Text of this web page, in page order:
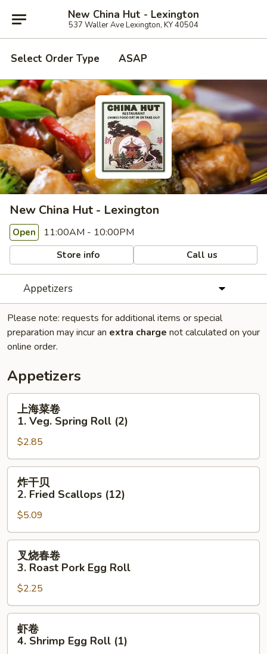
New China Hut - Lexington
537 Waller Ave Lexington, KY 40504
Select Order Type ASAP
New China Hut - Lexington
Open 11:00AM - 10:00PM
Store info Call us
Appetizers
Please note: requests for additional items or special
preparation may incur an extra charge not calculated on your
online order.
Appetizers
1.
Veg.
Spring
Roll
(2)
上海菜卷
1. Veg. Spring Roll (2)
$2.85
Fried
Scallops
(12)
炸干贝
2. Fried Scallops (12)
$5.09
3.
Roast
Pork
Egg
叉烧春卷
3. Roast Pork Egg Roll
$2.25
虾卷
4. Shrimp Egg Roll (1)